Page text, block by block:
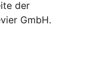
der
GmbH.